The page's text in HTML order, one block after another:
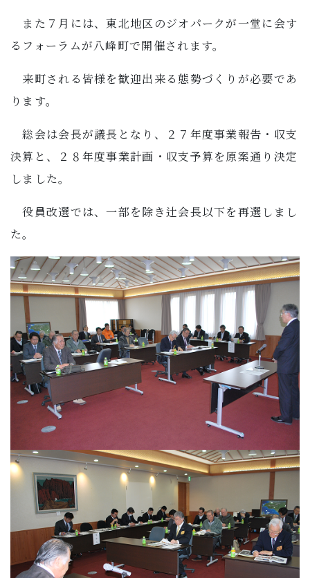
また７月には、東北地区のジオパークが一堂に会す
るフォーラムが八峰町で開催されます。
来町される皆様を歓迎出来る態勢づくりが必要であ
ります。
総会は会長が議長となり、２７年度事業報告・収支
決算と、２８年度事業計画・収支予算を原案通り決定
しました。
役員改選では、一部を除き辻会長以下を再選しまし
た。